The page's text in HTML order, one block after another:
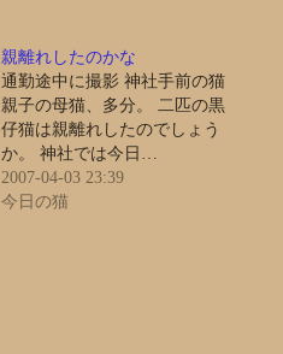
親離れしたのかな
通勤途中に撮影 神社手前の猫
親子の母猫、多分。 二匹の黒
仔猫は親離れしたのでしょう
か。 神社では今日…
2007-04-03 23:39
今日の猫